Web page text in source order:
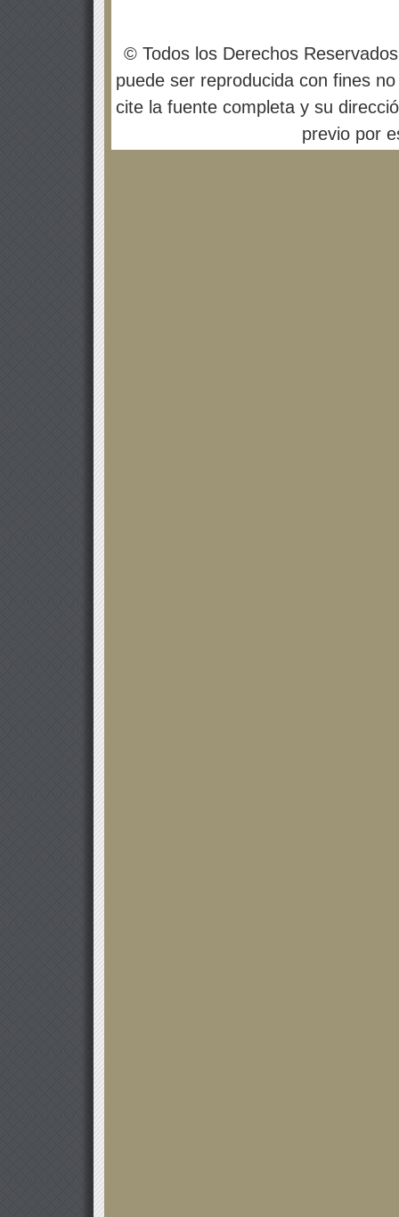
© Todos los Derechos
puede ser reproducida con fines
cite la fuente completa y su
previo por